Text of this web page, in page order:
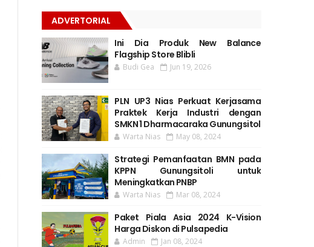
ADVERTORIAL
Ini Dia Produk New Balance
Flagship Store Blibli
Budi Gea Jun 19, 2026
PLN UP3 Nias Perkuat Kerjasama
Praktek Kerja Industri dengan
SMKN 1 Dharmacaraka Gunungsitol
Warta Nias May 08, 2024
Strategi Pemanfaatan BMN pada
KPPN Gunungsitoli untuk
Meningkatkan PNBP
Warta Nias Mar 08, 2024
Paket Piala Asia 2024 K-Vision
Harga Diskon di Pulsapedia
Admin Jan 08, 2024